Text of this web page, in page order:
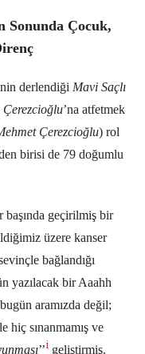
Sonunda Çocuk,
derlendiği Mavi Saçlı
’na atfetmek
Çerezcioğlu) rol
birisi de 79 doğumlu
başında geçirilmiş bir
üzere kanser
bağlandığı
yazılacak bir Aaahh
aramızda değil;
hiç sınanmamış ve
’’i geliştirmiş.